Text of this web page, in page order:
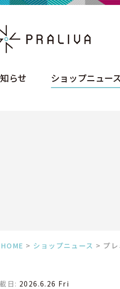
らせ ショップニュー
HOME > ショップニュース > プ
日: 2026.6.26 Fri